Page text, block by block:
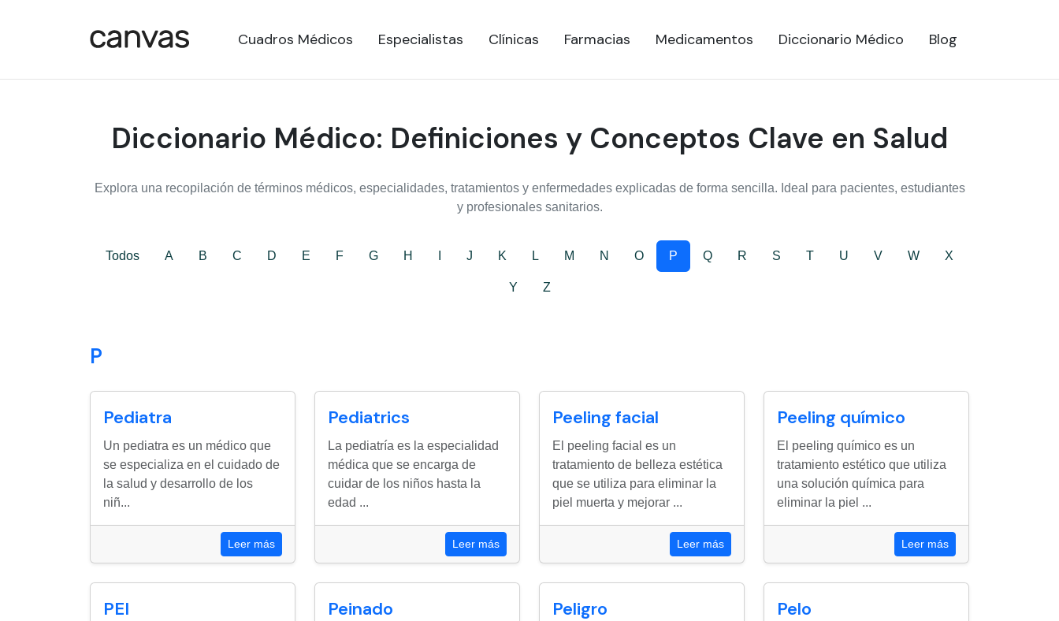
Cuadros Médicos Especialistas Clínicas Farmacias Medicamentos Diccionario Médico Blog
Diccionario Médico: Definiciones y Conceptos Clave en Salud
Explora una recopilación de términos médicos, especialidades, tratamientos y enfermedades explicadas de forma sencilla. Ideal para pacientes, estudiantes
y profesionales sanitarios.
Todos A B C D E F G H J K L M N O P Q R S T U V W X
Y Z
P
Pediatra
Un pediatra es un médico que
se especializa en el cuidado de
la salud y desarrollo de los
niñ...
Leer más
Pediatrics
La pediatría es la especialidad
médica que se encarga de
cuidar de los niños hasta la
edad ...
Leer más
Peeling facial
El peeling facial es un
tratamiento de belleza estética
que se utiliza para eliminar la
piel muerta y mejorar ...
Leer más
Peeling químico
El peeling químico es un
tratamiento estético que utiliza
una solución química para
eliminar la piel ...
Leer más
PEI Peinado Peligro Pelo